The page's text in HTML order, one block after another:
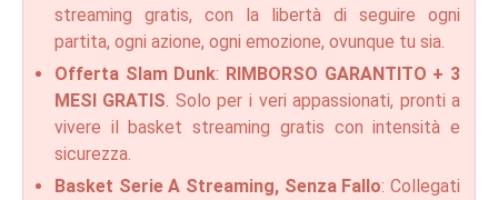
streaming gratis, con la libertà di seguire ogni
partita, ogni azione, ogni emozione, ovunque tu sia.
Offerta Slam Dunk: RIMBORSO GARANTITO + 3
MESI GRATIS . Solo per i veri appassionati, pronti a
vivere il basket streaming gratis con intensità e
sicurezza.
Basket Serie A Streaming, Senza Fallo: Collegati